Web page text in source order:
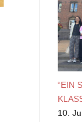
“EIN
10.